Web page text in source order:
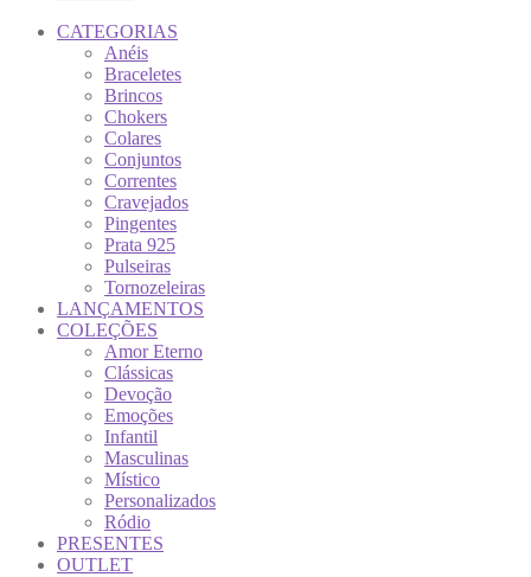
CATEGORIAS
Anéis
Braceletes
Brincos
Chokers
Colares
Conjuntos
Correntes
Cravejados
Pingentes
Prata 925
Pulseiras
Tornozeleiras
LANÇAMENTOS
COLEÇÕES
Amor Eterno
Clássicas
Devoção
Emoções
Infantil
Masculinas
Místico
Personalizados
Ródio
PRESENTES
OUTLET